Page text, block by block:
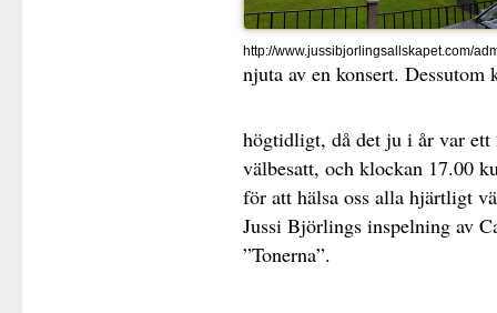
http://www.jussibjorlingsallskapet.com/
njuta av en konsert. Dessutom
högtidligt, då det ju i år var
välbesatt, och klockan 17.00
för att hälsa oss alla hjärtligt
Jussi Björlings inspelning av
”Tonerna”.